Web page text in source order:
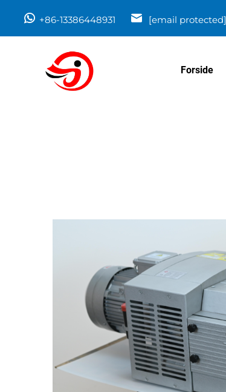
+86-13386448931 [email protected]
Forside